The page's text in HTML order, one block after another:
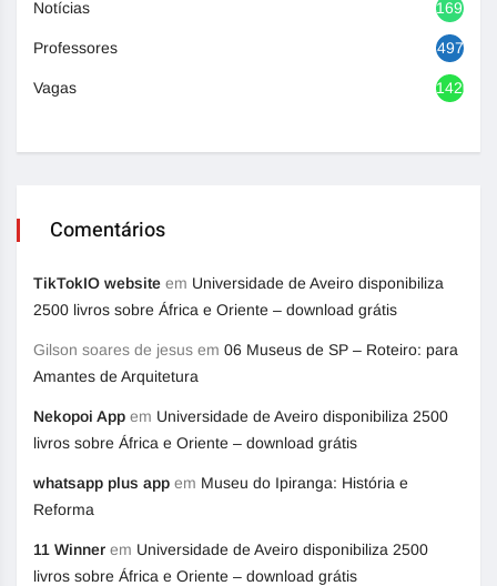
Notícias 1692
Professores 497
Vagas 1420
Comentários
TikTokIO website em Universidade de Aveiro disponibiliza
2500 livros sobre África e Oriente – download grátis
Gilson soares de jesus em 06 Museus de SP – Roteiro: para
Amantes de Arquitetura
Nekopoi App em Universidade de Aveiro disponibiliza 2500
livros sobre África e Oriente – download grátis
whatsapp plus app em Museu do Ipiranga: História e
Reforma
11 Winner em Universidade de Aveiro disponibiliza 2500
livros sobre África e Oriente – download grátis